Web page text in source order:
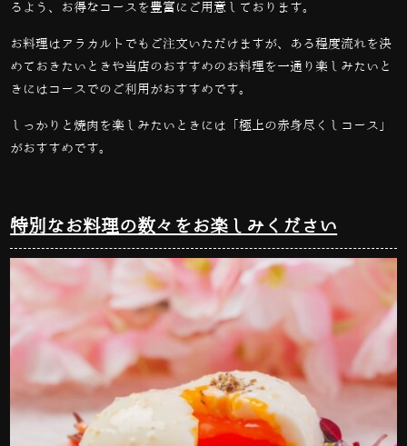
るよう、お得なコースを豊富にご用意しております。
お料理はアラカルトでもご注文いただけますが、ある程度流れを決
めておきたいときや当店のおすすめのお料理を一通り楽しみたいと
きにはコースでのご利用がおすすめです。
しっかりと焼肉を楽しみたいときには「極上の赤身尽くしコース」
がおすすめです。
特別なお料理の数々をお楽しみください